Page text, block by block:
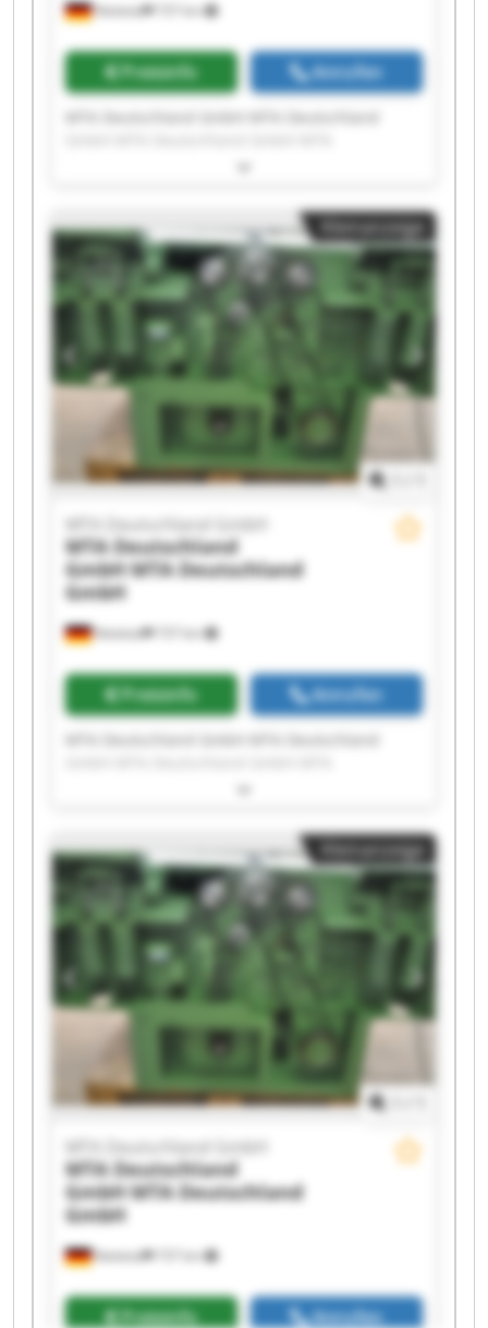
Nettetal 737 km
Preisinfo Anrufen
Deutschland GmbH MTA Deutschland GmbH
GmbH MTA Deutschland GmbH MTA
Deutschland GmbH MTA Deutschland GmbH
MTA Deutschland GmbH MTA Deutschland
GmbH MTA Deutschland GmbH MTA
Deutschland GmbH MTA Deutschland GmbH
MTA Deutschland GmbH MTA Deutschland
GmbH MTA Deutschland GmbH MTA
Deutschland GmbH MTA Deutschland GmbH
Kleinanzeige
Nettetal 737 km
MTA Deutschland GmbH
MTA Deutschland
GmbHMTA Deutschland
GmbH
Preisinfo Anrufen
Deutschland GmbH MTA Deutschland GmbH
GmbH MTA Deutschland GmbH MTA
Deutschland GmbH MTA Deutschland GmbH
MTA Deutschland GmbH MTA Deutschland
GmbH MTA Deutschland GmbH MTA
Deutschland GmbH MTA Deutschland GmbH
MTA Deutschland GmbH MTA Deutschland
GmbH MTA Deutschland GmbH MTA
Deutschland GmbH MTA Deutschland GmbH
Kleinanzeige
Nettetal 737 km
MTA Deutschland GmbH
MTA Deutschland
GmbHMTA Deutschland
GmbH
Preisinfo Anrufen